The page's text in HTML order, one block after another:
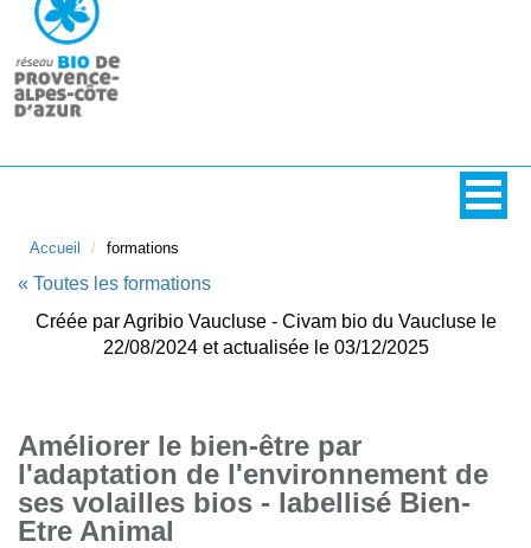
Accueil formations
« Toutes les formations
Créée par Agribio Vaucluse - Civam bio du Vaucluse le
22/08/2024 et actualisée le 03/12/2025
Améliorer le bien-être par
l'adaptation de l'environnement de
ses volailles bios - labellisé Bien-
Etre Animal